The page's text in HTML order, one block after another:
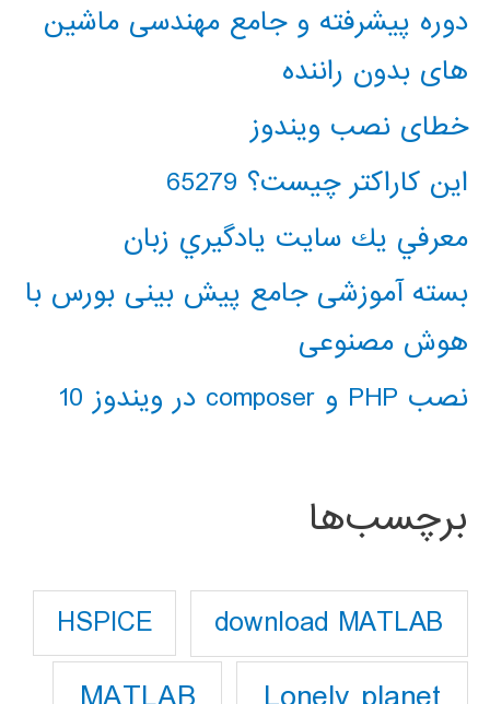
دوره پیشرفته و جامع مهندسی ماشین
های بدون راننده
خطای نصب ویندوز
این کاراکتر چیست؟ 65279
معرفي يك سايت يادگيري زبان
بسته آموزشی جامع پیش بینی بورس با
هوش مصنوعی
نصب PHP و composer در ویندوز 10
برچسب‌ها
download MATLAB
HSPICE